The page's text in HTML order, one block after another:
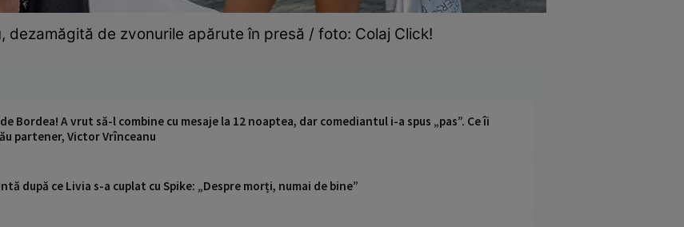
dezamăgită de zvonurile apărute în presă / foto: Colaj Click!
Bordea! A vrut să-l combine cu mesaje la 12 noaptea, dar comediantul i-a spus „pas”. Ce îi
partener, Victor Vrînceanu
după ce Livia s-a cuplat cu Spike: „Despre morți, numai de bine”